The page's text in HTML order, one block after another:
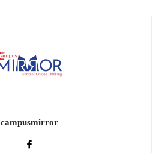
campusmirror